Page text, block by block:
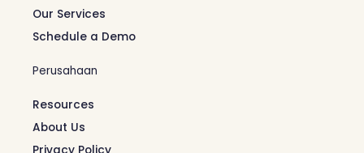
Our Services
Schedule a Demo
Perusahaan
Resources
About Us